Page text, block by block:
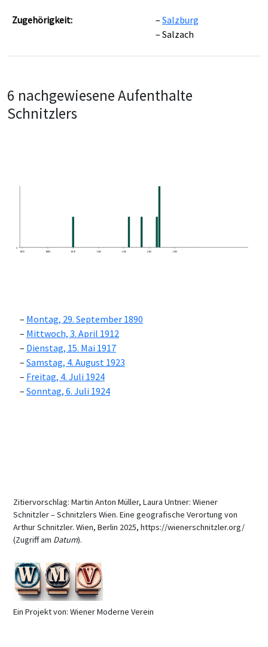
Zugehörigkeit:
Salzburg
Salzach
6 nachgewiesene Aufenthalte
Schnitzlers
0
1870
1880 1890 1900 1910 1920 1930
Montag, 29. September 1890
Mittwoch, 3. April 1912
Dienstag, 15. Mai 1917
Samstag, 4. August 1923
Freitag, 4. Juli 1924
Sonntag, 6. Juli 1924
Zitiervorschlag: Martin Anton Müller, Laura Untner: Wiener
Schnitzler – Schnitzlers Wien. Eine geografische Verortung von
Arthur Schnitzler. Wien, Berlin 2025, https://wienerschnitzler.org/
(Zugriff am Datum).
Ein Projekt von: Wiener Moderne Verein